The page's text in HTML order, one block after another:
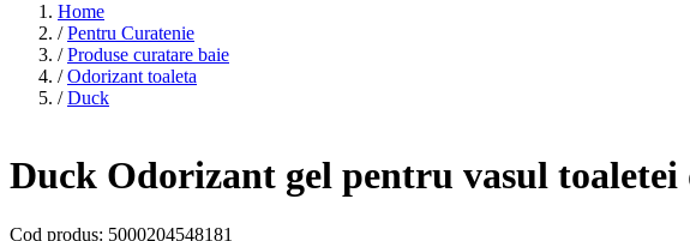
Home
/ Pentru Curatenie
/ Produse curatare baie
/ Odorizant toaleta
/ Duck
Duck Odorizant gel pentru vasul toaletei
Cod produs: 5000204548181